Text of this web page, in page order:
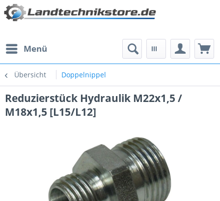
Menü
Übersicht Doppelnippel
Reduzierstück Hydraulik M22x1,5 /
M18x1,5 [L15/L12]